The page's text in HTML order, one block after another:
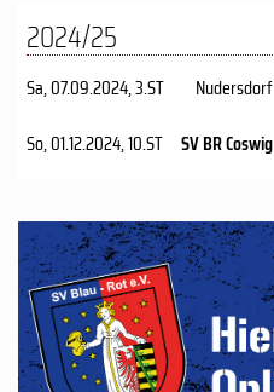
2024/25
Sa, 07.09.2024, 3.ST Nudersdorf
So, 01.12.2024, 10.ST SV BR Coswig